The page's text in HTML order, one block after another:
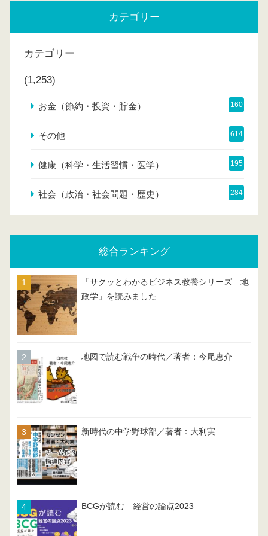
カテゴリー
カテゴリー
(1,253)
お金（節約・投資・貯金） 160
その他 614
健康（科学・生活習慣・医学） 195
社会（政治・社会問題・歴史） 284
総合ランキング
「サクッとわかるビジネス教養シリーズ 地
政学」を読みました
地図で読む戦争の時代／著者：今尾恵介
新時代の中学野球部／著者：大利実
BCGが読む 経営の論点2023